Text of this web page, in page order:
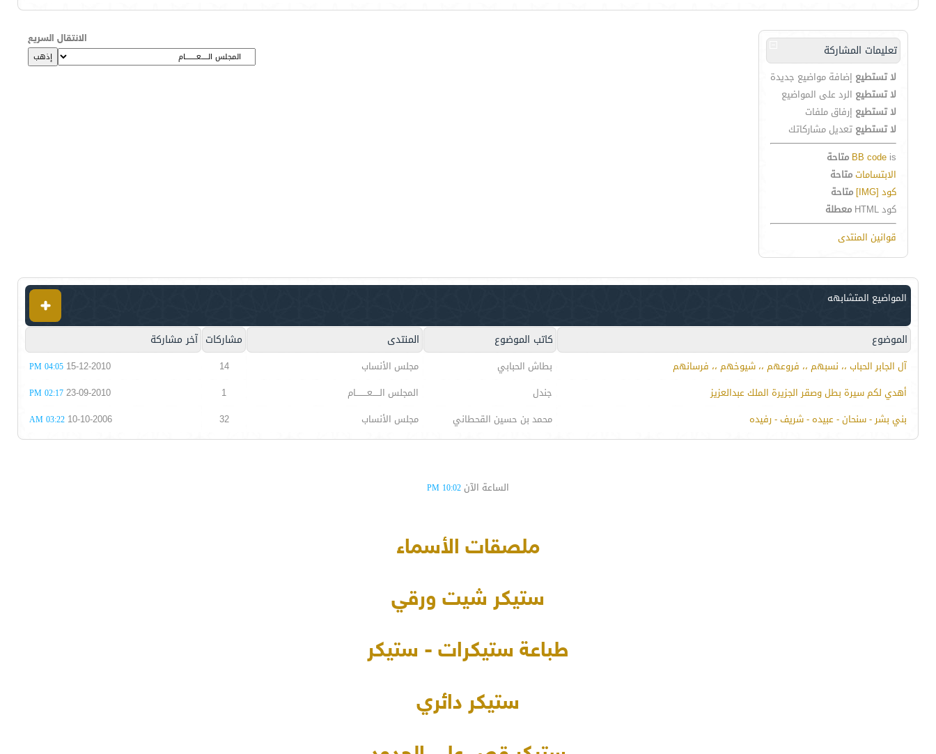
تعليمات المشاركة
لا تستطيع إضافة مواضيع جديدة
لا تستطيع الرد على المواضيع
لا تستطيع إرفاق ملفات
لا تستطيع تعديل مشاركاتك
BB code is
متاحة
الابتساماتمتاحة
كود [IMG]
متاحة
كود HTML
معطلة
قوانين المنتدى
الانتقال السريع
المواضيع المتشابهه
الموضوع كاتب الموضوع المنتدى مشاركات آخر مشاركة
آل الجابر الحباب ،، نسبهم ،، فروعهم ،، شيوخهم ،، فرسانهم بطاش الحبابي مجلس الأنساب 14
15-12-2010
04:05 PM
أهدي لكم سيرة بطل وصقر الجزيرة الملك عبدالعزيز جندل المجلس الـــــعــــــــام 1
23-09-2010
02:17 PM
بني بشر - سنحان - عبيده - شريف - رفيده محمد بن حسين القحطاني مجلس الأنساب 32
10-10-2006
03:22 AM
الساعة الآن 10:02 PM
ملصقات الأسماء
ستيكر شيت ورقي
طباعة ستيكرات - ستيكر
ستيكر دائري